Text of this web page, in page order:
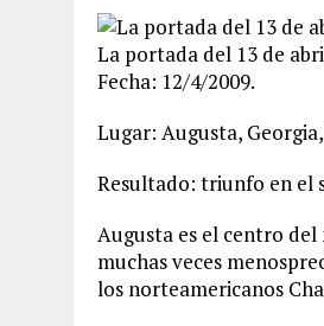
La portada del 13 de
Fecha: 12/4/2009.
Lugar: Augusta, Georgia,
Resultado: triunfo en el
Augusta es el centro del
muchas veces
los norteamericanos